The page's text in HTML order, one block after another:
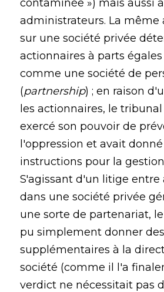
contaminée ») mais aussi
administrateurs. La même
sur une société privée
actionnaires à parts
comme une société de
(partnership) ; en raison
les actionnaires, le
exercé son pouvoir de
l'oppression et avait
instructions pour la
S'agissant d'un litige entre
dans une société privée
une sorte de partenariat,
pu simplement donner
supplémentaires à la
société (comme il l'a
verdict ne nécessitait pas